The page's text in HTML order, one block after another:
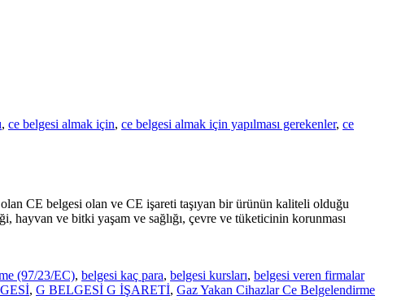
, ce belgesi almak için, ce belgesi almak için yapılması gerekenler, ce
CE belgesi olan ve CE işareti taşıyan bir ürünün kaliteli olduğu
hayvan ve bitki yaşam ve sağlığı, çevre ve tüketicinin korunması
(97/23/EC), belgesi kaç para, belgesi kursları, belgesi veren firmalar
, G BELGESİ G İŞARETİ, Gaz Yakan Cihazlar Ce Belgelendirme